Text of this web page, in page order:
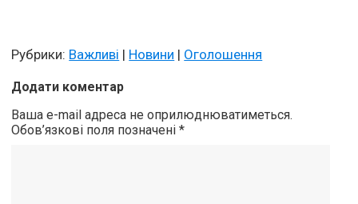
Рубрики: Важливі | Новини | Оголошення
Додати коментар
Ваша e-mail адреса не оприлюднюватиметься.
Обов’язкові поля позначені*